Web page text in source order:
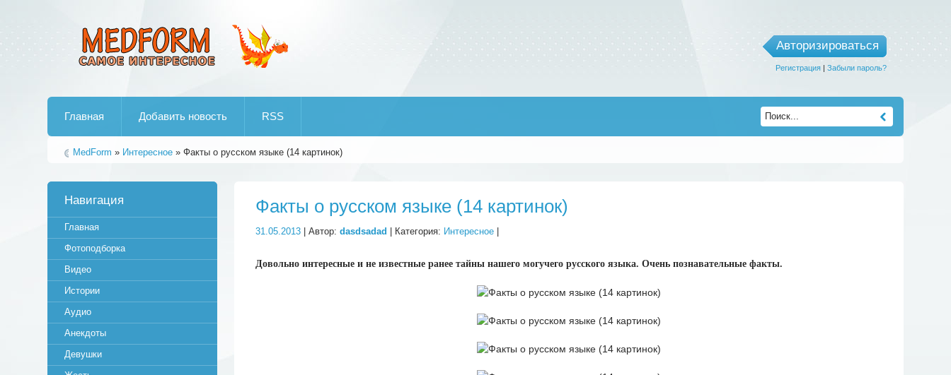
Авторизироваться
Регистрация| Забыли пароль?
Главная Добавить новость RSS
MedForm » Интересное » Факты о русском языке (14 картинок)
Факты о русском языке (14 картинок)
31.05.2013 | Автор:dasdsadad | Категория: Интересное
Довольно интересные и не известные ранее тайны нашего могучего русского языка. Очень познавательные факты.
Навигация
Главная
Фотоподборка
Видео
Истории
Аудио
Анекдоты
Девушки